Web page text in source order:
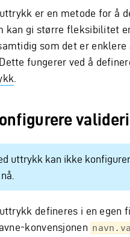
er en metode for å
kan gi større fleksibilitet
som det er
fungerer ved å
uttrykk kan ikke
defineres i en egen
konvensjonen